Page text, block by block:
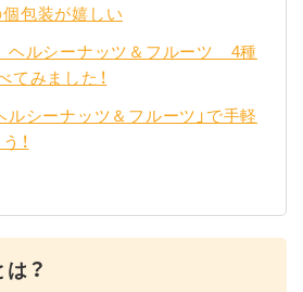
包装が嬉しい
ヘルシーナッツ＆フルーツ 4種
てみました！
ルシーナッツ＆フルーツ」で手軽
！
？